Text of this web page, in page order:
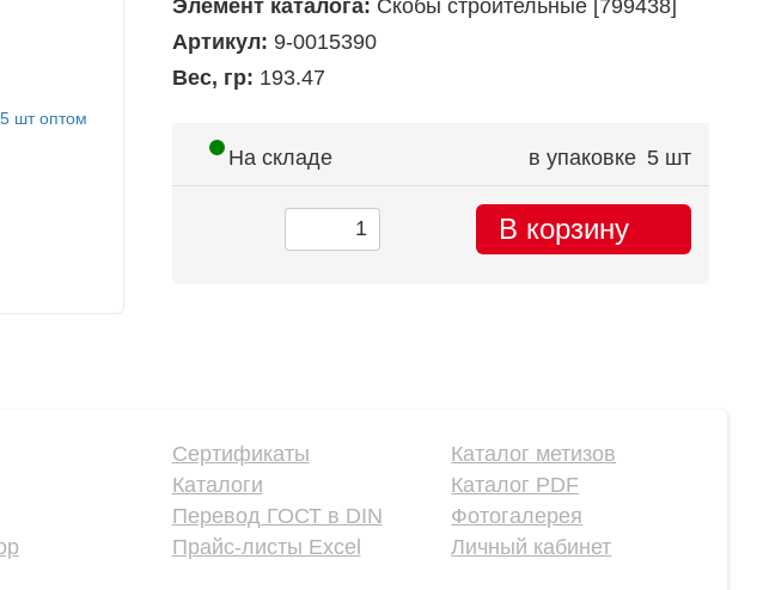
Элемент каталога: Скобы строительные [799438]
Артикул: 9-0015390
Вес, гр: 193.47
На складе в упаковке 5 шт
В корзину
Сертификаты
Каталоги
Перевод ГОСТ в DIN
Прайс-листы Excel
Каталог метизов
Каталог PDF
Фотогалерея
Личный кабинет